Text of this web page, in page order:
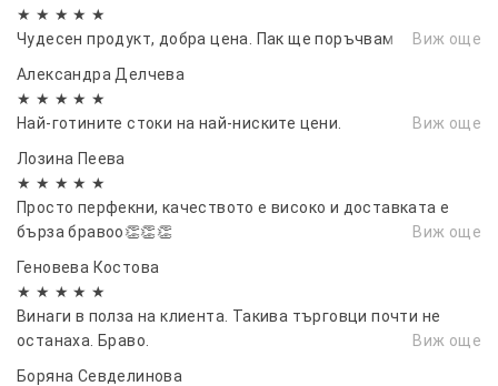
★ ★ ★ ★ ★
Чудесен продукт, добра цена. Пак ще поръчвам
Виж още
Александра Делчева
★ ★ ★ ★ ★
Най-готините стоки на най-ниските цени.
Виж още
Лозина Пеева
★ ★ ★ ★ ★
Просто перфекни, качеството е високо и доставката е
бърза бравоо👏👏👏
Виж още
Геновева Костова
★ ★ ★ ★ ★
Винаги в полза на клиента. Такива търговци почти не
останаха. Браво.
Виж още
Боряна Севделинова